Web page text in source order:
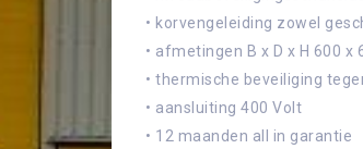
• korvengeleiding zowel
• afmetingen B x D x H 600 x
• thermische beveiliging
• aansluiting 400 Volt
• 12 maanden all in garantie